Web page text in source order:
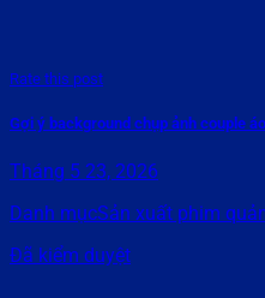
Rate this post
Gợi ý background chụp ảnh couple
Tháng 5 23, 2026
Danh mụcSản xuất phim
Đã kiểm duyệt